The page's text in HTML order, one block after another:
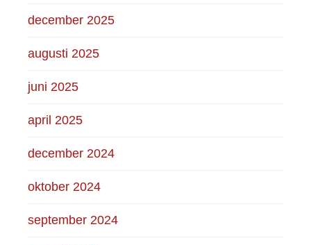
december 2025
augusti 2025
juni 2025
april 2025
december 2024
oktober 2024
september 2024